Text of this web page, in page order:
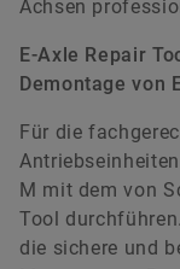
Achsen
E-Axle Repair
Demontage von
Für die
M mit dem von
Tool
die sichere und